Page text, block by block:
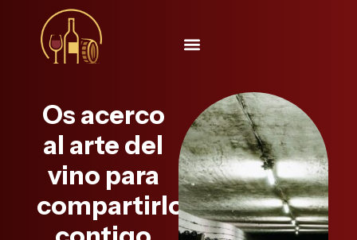
Os acerco
al arte del
vino para
compartirlo